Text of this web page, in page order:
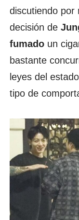
discutiendo por
decisión de
fumado un
bastante
leyes del
tipo de